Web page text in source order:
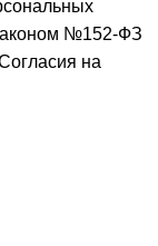
№152-ФЗ
на